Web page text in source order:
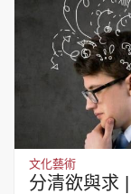
文化藝術
分清欲與求